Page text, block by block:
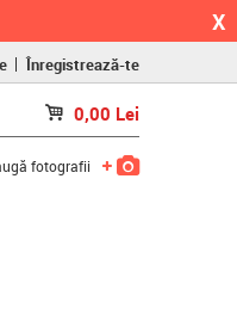
X
Înregistrează-te
0,00 Lei
fotografii